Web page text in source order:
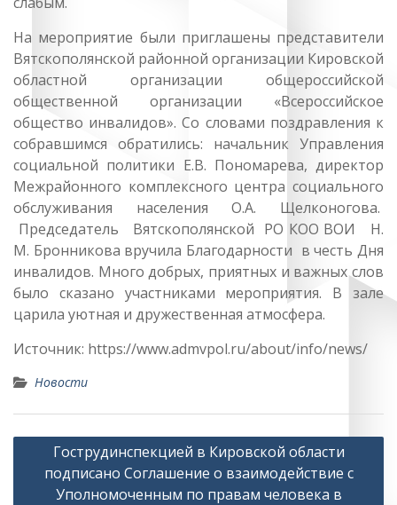
На мероприятие были приглашены представители
Вятскополянской районной организации Кировской
областной организации общероссийской
общественной организации «Всероссийское
общество инвалидов». Со словами поздравления к
собравшимся обратились: начальник Управления
социальной политики Е.В. Пономарева, директор
Межрайонного комплексного центра социального
обслуживания населения О.А. Щелконогова.
Председатель Вятскополянской РО КОО ВОИ Н.
М. Бронникова вручила Благодарности в честь Дня
инвалидов. Много добрых, приятных и важных слов
было сказано участниками мероприятия. В зале
царила уютная и дружественная атмосфера.
Источник: https://www.admvpol.ru/about/info/news/
Новости
Навигация
записям
Гострудинспекцией в Кировской области
подписано Соглашение о взаимодействие с
Уполномоченным по правам человека в